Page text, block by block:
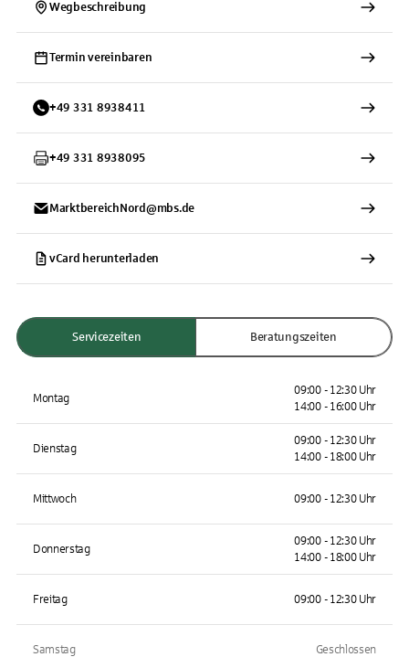
Wegbeschreibung
Termin vereinbaren
+49 331 8938411
+49 331 8938095
MarktbereichNord@mbs.de
vCard herunterladen
Servicezeiten Beratungszeiten
Montag
09:00 - 12:30 Uhr
14:00 - 16:00 Uhr
Dienstag
09:00 - 12:30 Uhr
14:00 - 18:00 Uhr
Mittwoch 09:00 - 12:30 Uhr
Donnerstag
09:00 - 12:30 Uhr
14:00 - 18:00 Uhr
Freitag 09:00 - 12:30 Uhr
Samstag Geschlossen